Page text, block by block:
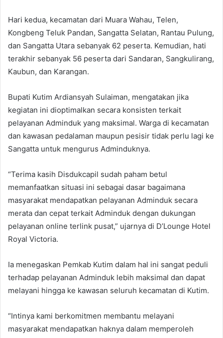
Hari kedua, kecamatan dari Muara Wahau, Telen,
Kongbeng Teluk Pandan, Sangatta Selatan, Rantau Pulung,
dan Sangatta Utara sebanyak 62 peserta. Kemudian, hati
terakhir sebanyak 56 peserta dari Sandaran, Sangkulirang,
Kaubun, dan Karangan.
Bupati Kutim Ardiansyah Sulaiman, mengatakan jika
kegiatan ini dioptimalkan secara konsisten terkait
pelayanan Adminduk yang maksimal. Warga di kecamatan
dan kawasan pedalaman maupun pesisir tidak perlu lagi ke
Sangatta untuk mengurus Adminduknya.
“Terima kasih Disdukcapil sudah paham betul
memanfaatkan situasi ini sebagai dasar bagaimana
masyarakat mendapatkan pelayanan Adminduk secara
merata dan cepat terkait Adminduk dengan dukungan
pelayanan online terlink pusat,” ujarnya di D’Lounge Hotel
Royal Victoria.
Ia menegaskan Pemkab Kutim dalam hal ini sangat peduli
terhadap pelayanan Adminduk lebih maksimal dan dapat
melayani hingga ke kawasan seluruh kecamatan di Kutim.
“Intinya kami berkomitmen membantu melayani
masyarakat mendapatkan haknya dalam memperoleh